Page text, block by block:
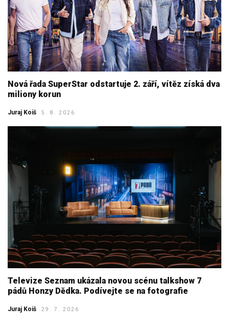
Nová řada SuperStar odstartuje 2. září, vítěz získá dva
miliony korun
Juraj Koiš 5. 8. 2026
Televize Seznam ukázala novou scénu talkshow 7
pádů Honzy Dědka. Podívejte se na fotografie
Juraj Koiš 29. 7. 2026